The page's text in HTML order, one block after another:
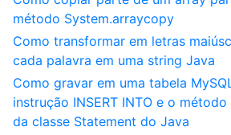
método System.arraycopy
Como transformar em letras
cada palavra em uma string Java
Como gravar em uma tabela
instrução INSERT INTO e o
da classe Statement do Java